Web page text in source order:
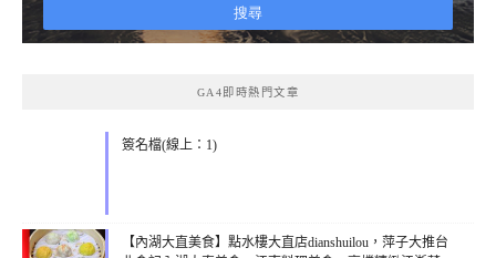
GA4即時熱門文章
簽名檔(線上：1)
【內湖大直美食】點水樓大直店dianshuilou，萍子大推台